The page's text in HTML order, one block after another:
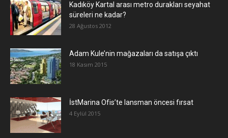
Kadıköy Kartal arası metro durakları seyahat
süreleri ne kadar?
28 Ağustos 2012
Adam Kule’nin mağazaları da satışa çıktı
18 Kasım 2015
İstMarina Ofis’te lansman öncesi fırsat
4 Eylül 2015